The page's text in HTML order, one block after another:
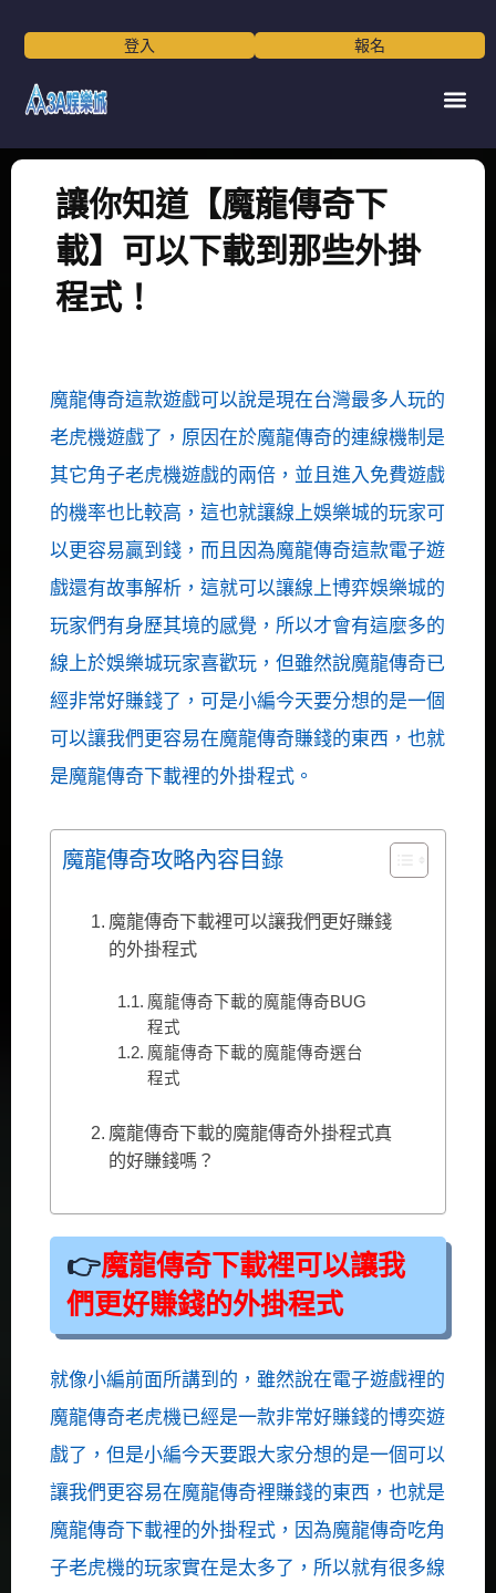
登入 報名
容
選
讓你知道【魔龍傳奇下
載】可以下載到那些外掛
程式！
魔龍傳奇這款遊戲可以說是現在台灣最多人玩的
老虎機遊戲了，原因在於魔龍傳奇的連線機制是
其它角子老虎機遊戲的兩倍，並且進入免費遊戲
的機率也比較高，這也就讓線上娛樂城的玩家可
以更容易贏到錢，而且因為魔龍傳奇這款電子遊
戲還有故事解析，這就可以讓線上博弈娛樂城的
玩家們有身歷其境的感覺，所以才會有這麼多的
線上於娛樂城玩家喜歡玩，但雖然說魔龍傳奇已
經非常好賺錢了，可是小編今天要分想的是一個
可以讓我們更容易在魔龍傳奇賺錢的東西，也就
是魔龍傳奇下載裡的外掛程式。
魔龍傳奇攻略內容目錄
魔龍傳奇下載裡可以讓我們更好賺錢
的外掛程式
魔龍傳奇下載的魔龍傳奇BUG
程式
魔龍傳奇下載的魔龍傳奇選台
程式
魔龍傳奇下載的魔龍傳奇外掛程式真
的好賺錢嗎？
魔龍傳奇下載裡可以讓我
們更好賺錢的外掛程式
就像小編前面所講到的，雖然說在電子遊戲裡的
魔龍傳奇老虎機已經是一款非常好賺錢的博奕遊
戲了，但是小編今天要跟大家分想的是一個可以
讓我們更容易在魔龍傳奇裡賺錢的東西，也就是
魔龍傳奇下載裡的外掛程式，因為魔龍傳奇吃角
子老虎機的玩家實在是太多了，所以就有很多線